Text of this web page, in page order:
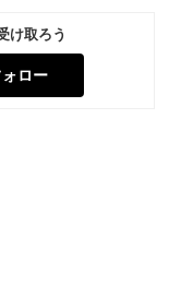
け取ろう
ォロー